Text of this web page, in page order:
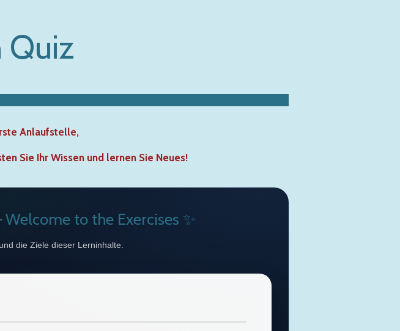
Quiz
Anlaufstelle,
Sie Ihr Wissen und lernen Sie Neues!
to the Exercises ✨
die Ziele dieser Lerninhalte.